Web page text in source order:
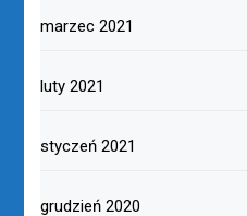
marzec 2021
luty 2021
styczeń 2021
grudzień 2020